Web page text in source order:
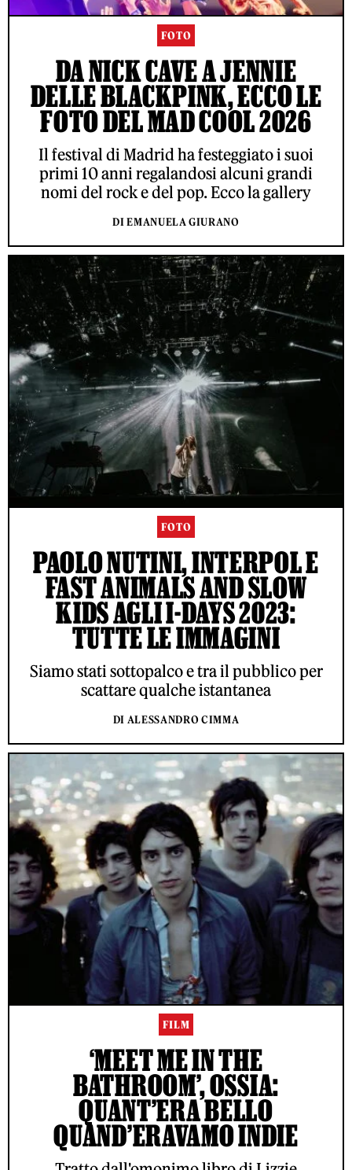
FOTO
DA NICK CAVE A JENNIE
DELLE BLACKPINK, ECCO LE
FOTO DEL MAD COOL 2026
Il festival di Madrid ha festeggiato i suoi
primi 10 anni regalandosi alcuni grandi
nomi del rock e del pop. Ecco la gallery
DI EMANUELA GIURANO
FOTO
PAOLO NUTINI, INTERPOL E
FAST ANIMALS AND SLOW
KIDS AGLI I-DAYS 2023:
TUTTE LE IMMAGINI
Siamo stati sottopalco e tra il pubblico per
scattare qualche istantanea
DI ALESSANDRO CIMMA
FILM
‘MEET ME IN THE
BATHROOM’, OSSIA:
QUANT’ERA BELLO
QUAND’ERAVAMO INDIE